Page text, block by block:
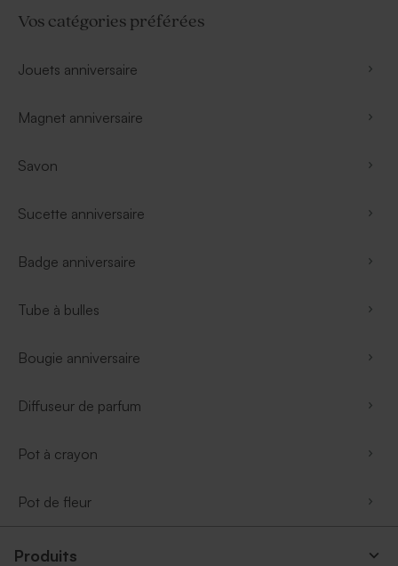
Vos catégories préférées
Jouets anniversaire
Magnet anniversaire
Savon
Sucette anniversaire
Badge anniversaire
Tube à bulles
Bougie anniversaire
Diffuseur de parfum
Pot à crayon
Pot de fleur
Produits